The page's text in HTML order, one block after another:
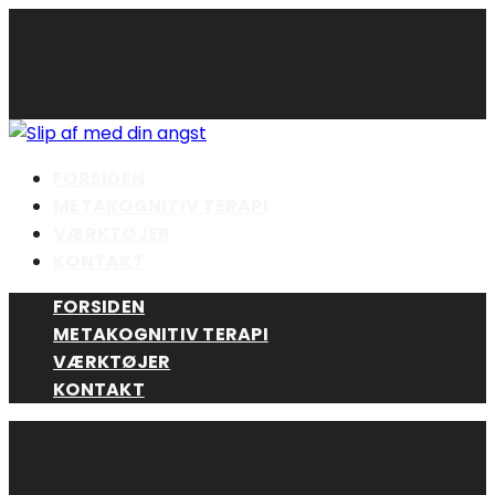
FORSIDEN
METAKOGNITIV TERAPI
VÆRKTØJER
KONTAKT